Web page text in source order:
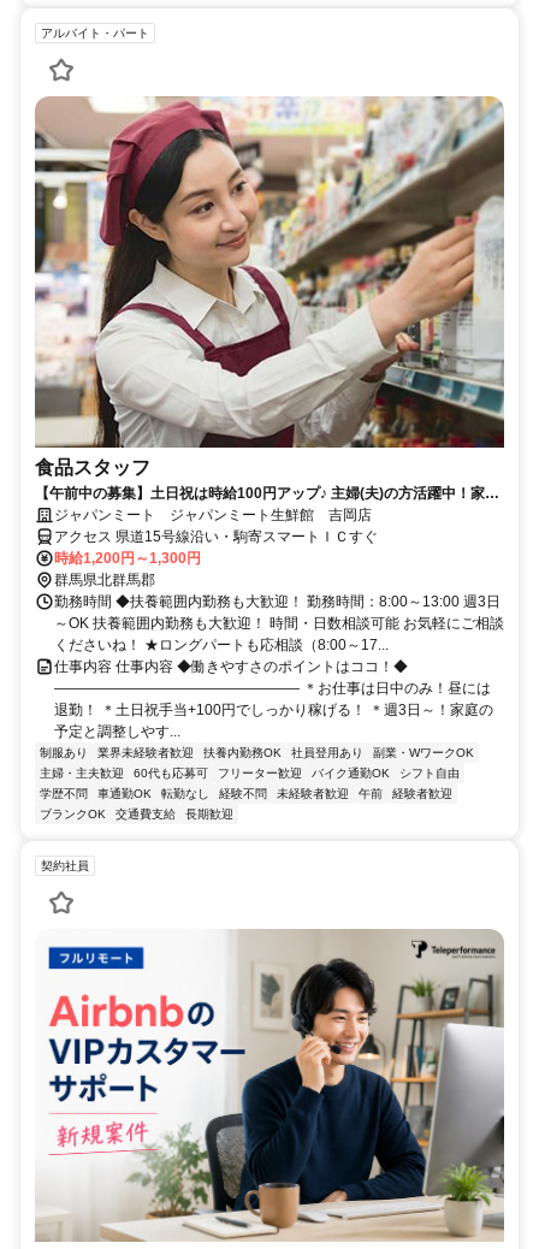
アルバイト・パート
食品スタッフ
【午前中の募集】土日祝は時給100円アップ♪ 主婦(夫)の方活躍中！家庭
優先で働ける柔軟シフト！★ロングパートも応相談
ジャパンミート ジャパンミート生鮮館 吉岡店
アクセス 県道15号線沿い・駒寄スマートＩＣすぐ
時給1,200円～1,300円
群馬県北群馬郡
勤務時間 ◆扶養範囲内勤務も大歓迎！ 勤務時間：8:00～13:00 週3日
～OK 扶養範囲内勤務も大歓迎！ 時間・日数相談可能 お気軽にご相談
くださいね！ ★ロングパートも応相談（8:00～17...
仕事内容 仕事内容 ◆働きやすさのポイントはココ！◆
――――――――――――――――― ＊お仕事は日中のみ！昼には
退勤！ ＊土日祝手当+100円でしっかり稼げる！ ＊週3日～！家庭の
予定と調整しやす...
制服あり 業界未経験者歓迎 扶養内勤務OK 社員登用あり
副業・WワークOK
主婦・主夫歓迎
60代も応募可 フリーター歓迎 バイク通勤OK
シフト自由
学歴不問
車通勤OK 転勤なし 経験不問 未経験者歓迎 午前
経験者歓迎
ブランクOK
交通費支給 長期歓迎
契約社員